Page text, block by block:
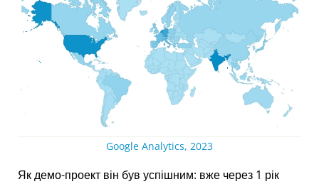
Google Analytics, 2023
Як демо-проект він був успішним: вже через 1 рік